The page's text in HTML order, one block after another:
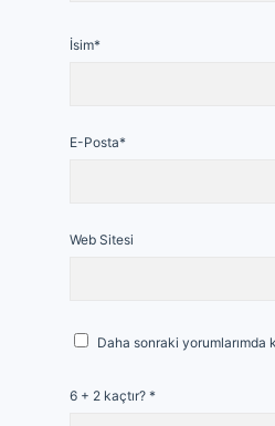
İsim*
E-Posta*
Web Sitesi
Daha sonraki yorumlarımda
6 + 2 kaçtır? *